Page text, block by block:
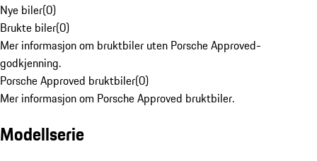
Nye biler(0)
Brukte biler(0)
Mer informasjon om bruktbiler uten Porsche Approved-
godkjenning.
Porsche Approved bruktbiler(0)
Mer informasjon om Porsche Approved bruktbiler.
Modellserie